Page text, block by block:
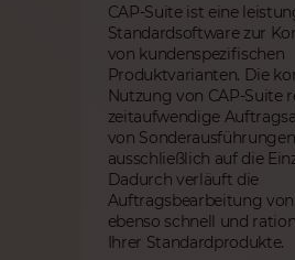
CAP-Suite ist eine
Standardsoftware zur
von kundenspezifischen
Produktvarianten. Die
Nutzung von CAP-Suite
zeitaufwendige
von Sonderausführungen
ausschließlich auf die
Dadurch verläuft die
Auftragsbearbeitung
ebenso schnell und
Ihrer Standardprodukte.